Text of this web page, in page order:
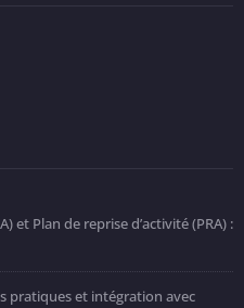
et Plan de reprise d’activité (PRA) :
pratiques et intégration avec